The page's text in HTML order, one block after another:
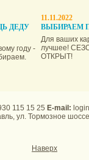
ДЕДУ
году -
11.11.2022
ВЫБИРАЕМ
Для ваших
лучшее!
ОТКРЫТ!
115 15 25 E-mail:
ул. Тормозное
Наверх